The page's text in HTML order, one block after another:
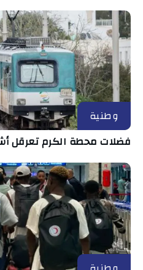
وطنية
فضلات محطة الكرم تعرقل